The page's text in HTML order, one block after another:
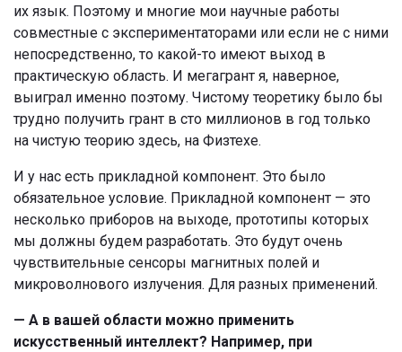
их язык. Поэтому и многие мои научные работы
совместные с экспериментаторами или если не с ними
непосредственно, то какой-то имеют выход в
практическую область. И мегагрант я, наверное,
выиграл именно поэтому. Чистому теоретику было бы
трудно получить грант в сто миллионов в год только
на чистую теорию здесь, на Физтехе.
И у нас есть прикладной компонент. Это было
обязательное условие. Прикладной компонент — это
несколько приборов на выходе, прототипы которых
мы должны будем разработать. Это будут очень
чувствительные сенсоры магнитных полей и
микроволнового излучения. Для разных применений.
— А в вашей области можно применить
искусственный интеллект? Например, при